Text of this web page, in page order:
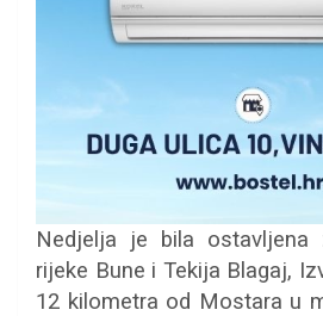
Nedjelja je bila ostavljena
rijeke Bune i Tekija Blagaj,
12 kilometra od Mostara u